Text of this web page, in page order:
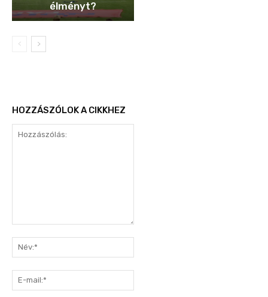
élményt?
HOZZÁSZÓLOK A CIKKHEZ
mail:*